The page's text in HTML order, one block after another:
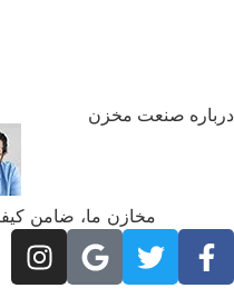
صنعت مخزن
مخازن ما، ضامن